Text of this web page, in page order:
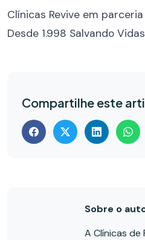
Clínicas Revive em
Desde 1.998 Salvando
Compartilhe este
Sobre o
A Clínicas de